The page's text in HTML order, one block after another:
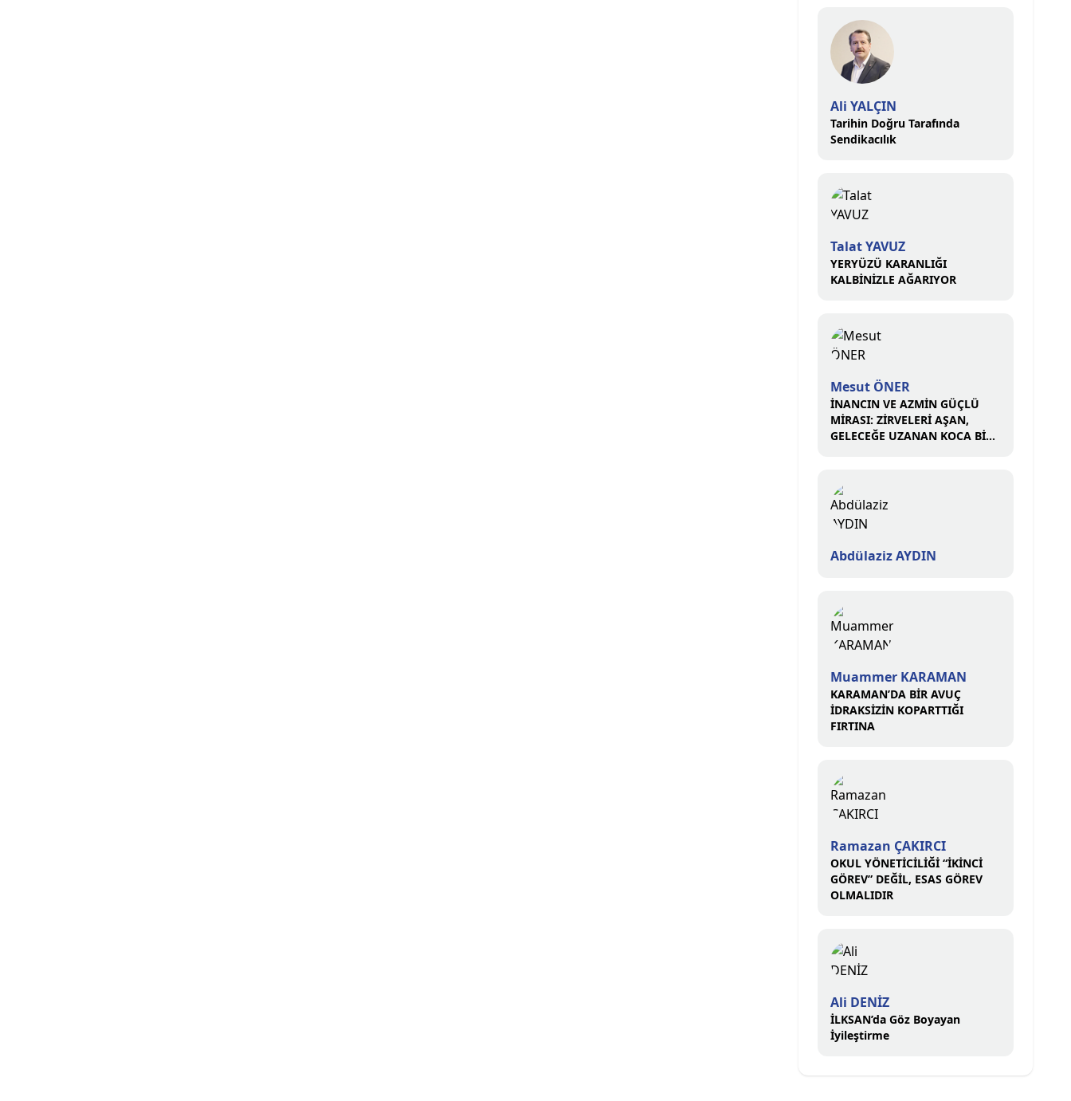
Ali YALÇIN
Tarihin Doğru Tarafında
Sendikacılık
Talat YAVUZ
YERYÜZÜ KARANLIĞI
KALBİNİZLE AĞARIYOR
Mesut ÖNER
İNANCIN VE AZMİN GÜÇLÜ
MİRASI: ZİRVELERİ AŞAN,
GELECEĞE UZANAN KOCA BİR
Abdülaziz AYDIN
Muammer KARAMAN
KARAMAN’DA BİR AVUÇ
İDRAKSİZİN KOPARTTIĞI
FIRTINA
Ramazan ÇAKIRCI
OKUL YÖNETİCİLİĞİ “İKİNCİ
GÖREV” DEĞİL, ESAS GÖREV
OLMALIDIR
Ali DENİZ
İLKSAN’da Göz Boyayan
İyileştirme